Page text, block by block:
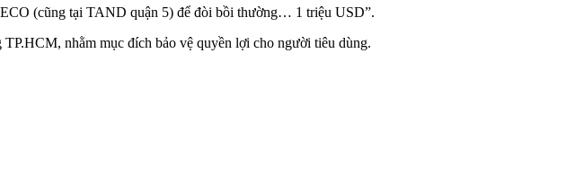
(cũng tại TAND quận 5) để đòi bồi thường… 1 triệu USD”.
nhằm mục đích bảo vệ quyền lợi cho người tiêu dùng.